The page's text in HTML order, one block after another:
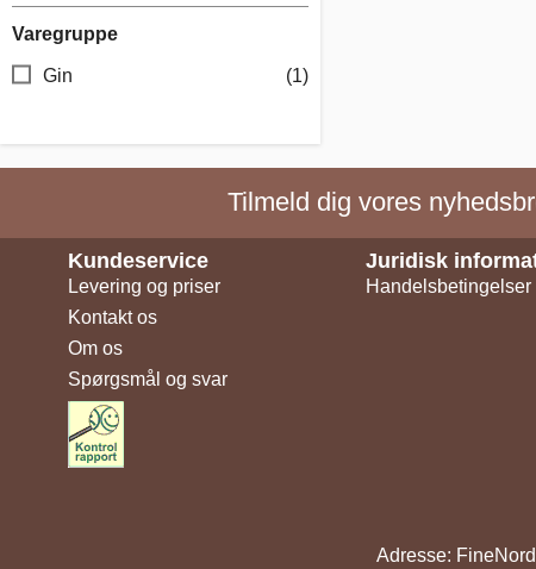
Varegruppe
Gin (1)
Tilmeld dig vores
Kundeservice
Levering og priser
Kontakt os
Om os
Spørgsmål og svar
Juridisk
Handelsbetingelser
Adresse: